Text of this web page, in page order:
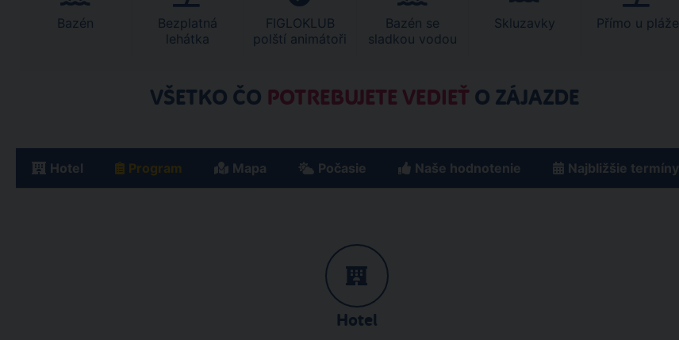
Bazén
Bezplatná
lehátka
FIGLOKLUB
polští animátoři
Bazén se
sladkou vodou
Skluzavky Přímo u pláže
VŠETKO ČO POTREBUJETE VEDIEŤ O ZÁJAZDE
Hotel Program Mapa Počasie Naše hodnotenie Najbližšie termíny
Hotel